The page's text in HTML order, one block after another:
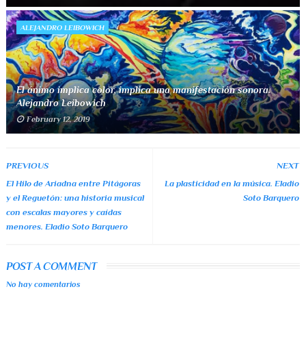
ALEJANDRO LEIBOWICH
El ánimo implica color, implica una manifestación sonora.
Alejandro Leibowich
February 12, 2019
NEXT
La plasticidad en la música. Eladio
Soto Barquero
PREVIOUS
El Hilo de Ariadna entre Pitágoras
y el Reguetón: una historia musical
con escalas mayores y caídas
menores. Eladio Soto Barquero
POST A COMMENT
No hay comentarios